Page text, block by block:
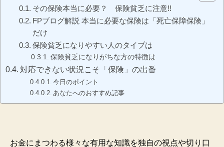
その保険本当に必要？ 保険貧乏に注意!!
FPブログ解説 本当に必要な保険は「死亡保障保険」
だけ
保険貧乏になりやすい人のタイプは
保険貧乏になりがちな方の特徴は
対応できない状況こそ「保険」の出番
今日のポイント
あなたへのおすすめ記事
お金にまつわる様々な有用な知識を独自の視点や切り口